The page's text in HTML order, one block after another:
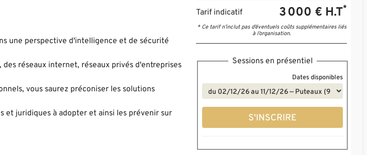
une perspective d'intelligence et de sécurité
réseaux internet, réseaux privés d'entreprises
vous saurez préconiser les solutions
et juridiques à adopter et ainsi les prévenir sur
Tarif indicatif 3 000 € H.T*
* Ce tarif n’inclut pas d’éventuels coûts supplémentaires liés
à l’organisation.
Sessions en présentiel
Dates disponibles
S'INSCRIRE